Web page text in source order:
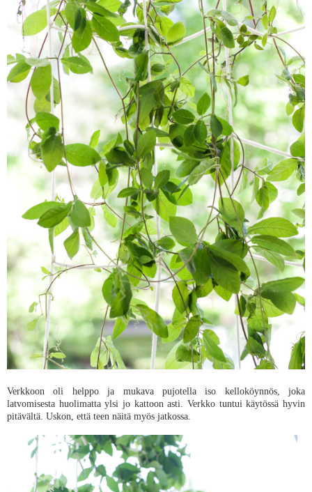
Verkkoon oli helppo ja mukava pujotella iso kelloköynnös, joka
latvomisesta huolimatta ylsi jo kattoon asti. Verkko tuntui käytössä hyvin
pitävältä. Uskon, että teen näitä myös jatkossa.